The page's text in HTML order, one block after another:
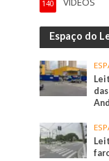
140
Espaço do